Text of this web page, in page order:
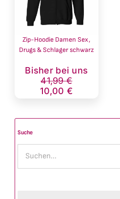
Suche
Zip-Hoodie Damen Sex,
Drugs & Schlager schwarz
Bisher bei uns
41,99€
Ursprünglicher
Preis
war:
10,00 €
Aktueller
Preis
ist: